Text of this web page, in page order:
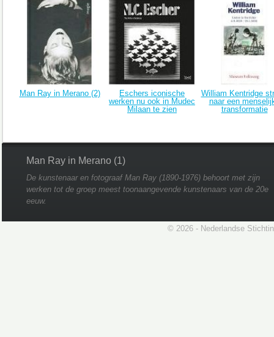
Man Ray in Merano (2)
Eschers iconische
werken nu ook in Mudec
Milaan te zien
William Kentridge
naar een
transformatie
Man Ray in Merano (1)
De kunstenaar en fotograaf Man Ray (1890-1976) behoort met zijn
werken tot de groep meest toonaangevende kunstenaars van de 20e
eeuw.
© 2026 - Nederlandse